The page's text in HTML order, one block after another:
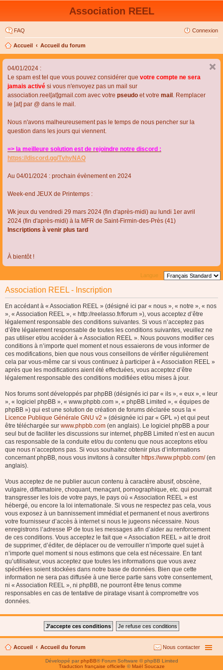
Association REEL
FAQ Connexion
Accueil Accueil du forum
04/01/2024 :
Le spam est tel que vous pouvez considérer que votre compte ne sera
jamais activé si vous n'envoyez pas un mail sur
association.reel[at]gmail.com avec votre pseudo et votre mail . Remplacer
le [at] par @ dans le mail.
Nous n'avons malheureusement pas le temps de nous pencher sur la
question dans les jours qui viennent.
=> la meilleure solution est de rejoindre notre discord :
https://discord.gg/TvhyNAQ
Au 04/01/2024 : prochain évènement en 2024
Week-end JEUX de Printemps :
Wk jeux du vendredi 29 mars 2024 (fin d'après-midi) au lundi 1er avril
2024 (fin d'après-midi) à la MFR de Saint-Firmin-des-Près (41)
Inscriptions à venir plus tard
À bientôt !
Langue :
Association REEL - Inscription
En accédant à « Association REEL » (désigné ici par « nous », « notre », « nos
», « Association REEL », « http://reelasso.fr/forum »), vous acceptez d’être
légalement responsable des conditions suivantes. Si vous n’acceptez pas
d’être légalement responsable de toutes les conditions suivantes, veuillez ne
pas utiliser et/ou accéder à « Association REEL ». Nous pouvons modifier ces
conditions à n’importe quel moment et nous essaierons de vous informer de
ces modifications, bien que nous vous conseillons de vérifier régulièrement
cela par vous-même car si vous continuez à participer à « Association REEL »
après que les modifications aient été effectuées, vous acceptez d’être
légalement responsable des conditions modifiées et/ou mises à jour.
Nos forums sont développés par phpBB (désignés ici par « ils », « eux », « leur
», « logiciel phpBB », « www.phpbb.com », « phpBB Limited », « équipes de
phpBB ») qui est une solution de création de forums déclarée sous la «
Licence Publique Générale GNU v2 » (désignée ici par « GPL ») et qui peut
être téléchargée sur www.phpbb.com (en anglais). Le logiciel phpBB a pour
seul but de faciliter les discussions sur internet, phpBB Limited n’est en aucun
cas responsable de la conduite et/ou du contenu que nous acceptons et/ou
que nous n’acceptons pas. Si vous souhaitez obtenir plus d’informations
concernant phpBB, nous vous invitons à consulter https://www.phpbb.com/(en
anglais).
Vous acceptez de ne publier aucun contenu à caractère abusif, obscène,
vulgaire, diffamatoire, choquant, menaçant, pornographique, etc. qui pourrait
transgresser les lois de votre pays, le pays où « Association REEL » est
hébergé, ou encore la loi internationale. Si vous ne respectez pas cela, vous
vous exposez à un bannissement immédiat et permanent et nous avertirons
votre fournisseur d’accès à internet si nous le jugeons nécessaire. Nous
enregistrons l’adresse IP de tous les messages afin d’aider au renforcement
de ces conditions. Vous acceptez le fait que « Association REEL » ait le droit
de supprimer, d’éditer, de déplacer ou de verrouiller n’importe quel sujet à
n’importe quel moment si nous estimons que cela est nécessaire. En tant
qu’utilisateur, vous acceptez que toutes les informations que vous avez
spécifiées soient stockées dans notre base de données. Bien que cette
information ne sera pas diffusée à une tierce partie sans votre consentement,
ni « Association REEL », ni phpBB, ne pourront être tenus comme
responsables en cas de tentative de piratage visant à compromettre vos
données.
Accueil Accueil du forum Nous contacter
Développé parphpBB® Forum Software © phpBB Limited
Traduction française officielle © Maël Soucaze